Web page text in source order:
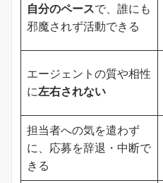
自分のペースで、誰にも
邪魔されず活動できる
エージェントの質や相性
に左右されない
担当者への気を遣わず
に、応募を辞退・中断で
きる